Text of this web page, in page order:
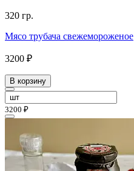
320 гр.
Мясо трубача свежемороженое
3200 ₽
В корзину
3200 ₽